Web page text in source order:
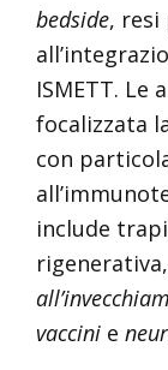
bedside, resi
ISMETT. Le
focalizzata
con
include
rigenerativa,
vaccinie